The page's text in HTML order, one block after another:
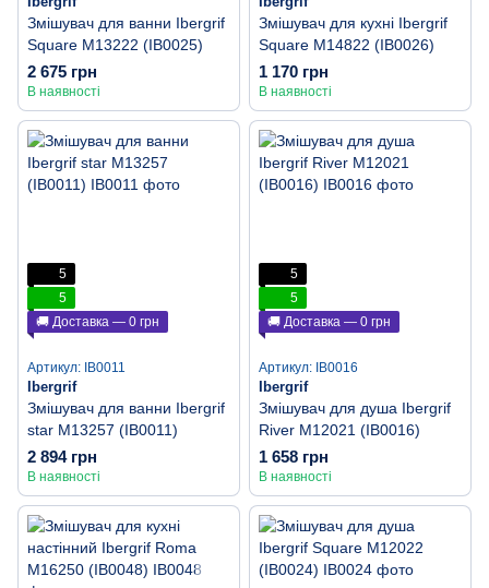
Змішувач для ванни Ibergrif
Square M13222 (IB0025)
2 675 грн
В наявності
Змішувач для кухні Ibergrif
Square M14822 (IB0026)
1 170 грн
В наявності
5
5
🚚 Доставка — 0 грн
Артикул: IB0011
Ibergrif
Змішувач для ванни Ibergrif
star M13257 (IB0011)
2 894 грн
В наявності
5
5
🚚 Доставка — 0 грн
Артикул: IB0016
Ibergrif
Змішувач для душа Ibergrif
River M12021 (IB0016)
1 658 грн
В наявності